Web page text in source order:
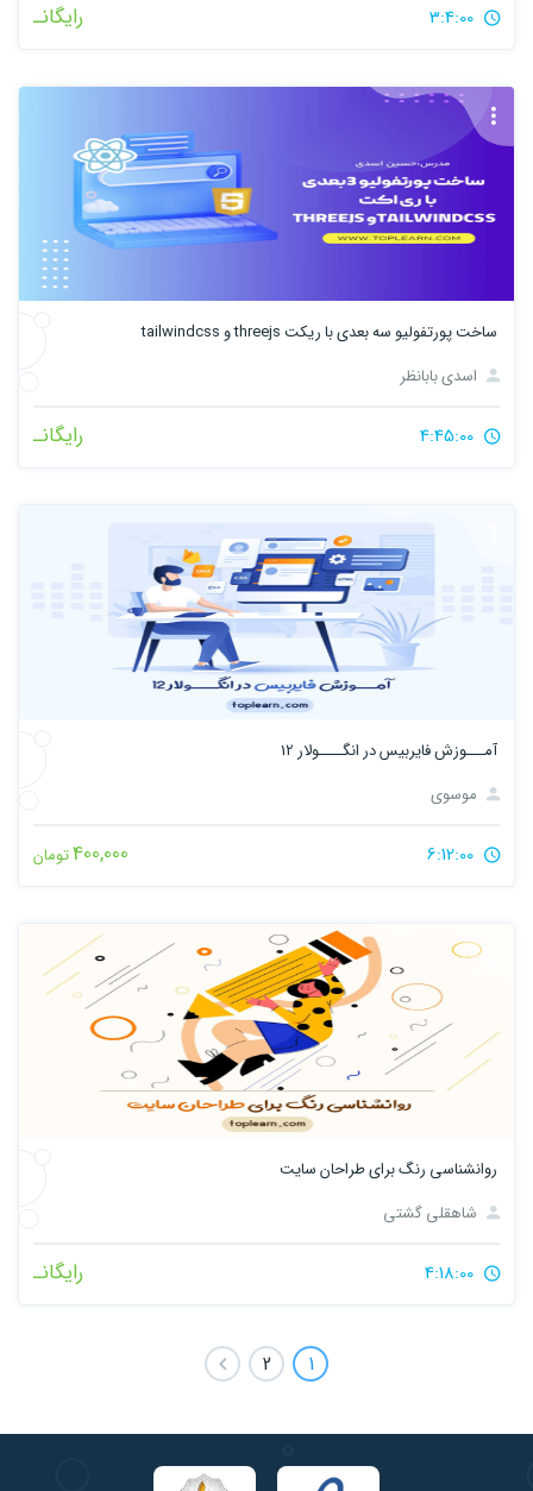
رایگانـ
ساخت پورتفولیو سه بعدی با ریکت threejs و tailwindcss
اسدی بابانظر
رایگانـ
آمـــوزش فایربیس در انگــــولار 12
موسوی
400,000تومان
روانشناسی رنگ برای طراحان سایت
شاهقلی گشتی
رایگانـ
1
2